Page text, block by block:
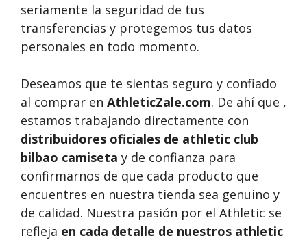
seriamente la seguridad de tus
transferencias y protegemos tus datos
personales en todo momento.
Deseamos que te sientas seguro y confiado
al comprar en AthleticZale.com. De ahí que ,
estamos trabajando directamente con
distribuidores oficiales de athletic club
bilbao camiseta y de confianza para
confirmarnos de que cada producto que
encuentres en nuestra tienda sea genuino y
de calidad. Nuestra pasión por el Athletic se
refleja en cada detalle de nuestros athletic